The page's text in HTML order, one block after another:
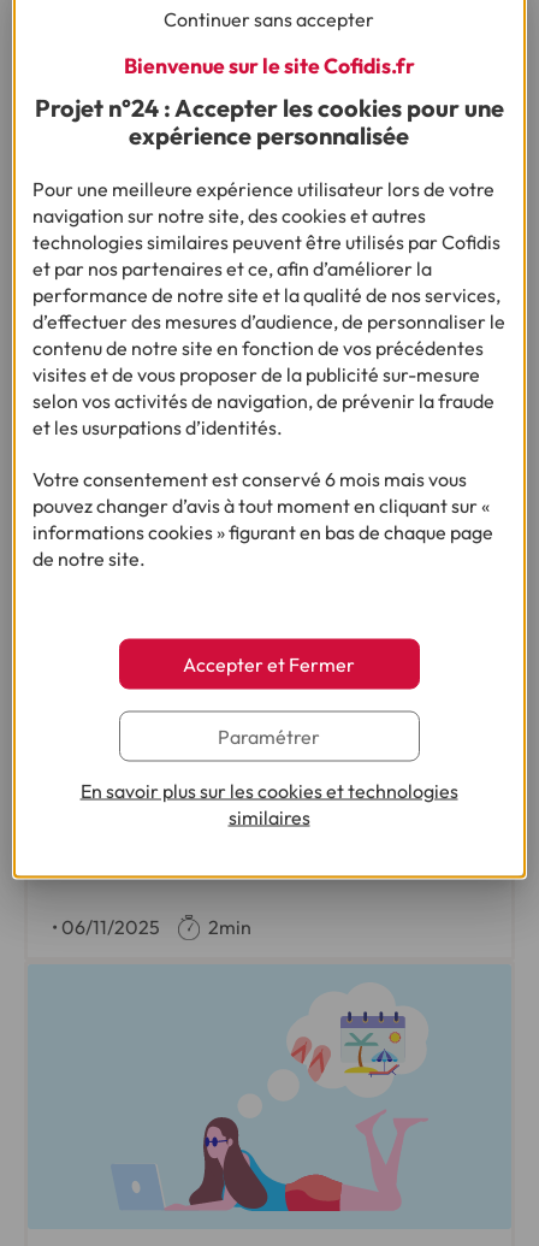
ENQUÊTE :
BUDGET VACANCES D’ÉTÉ DES FRANÇAIS 2026
Le budget vacances des Français atteint son plus
bas niveau depuis 2022
• 08/06/2026 3min
ENQUÊTE :
LES FRANÇAIS ET NOËL : 9ÈME ÉDITION
491 € : le budget moyen des Français pour Noël
• 06/11/2025 2min
Continuer sans accepter
Bienvenue sur le site Cofidis.fr
Projet n°24 : Accepter les cookies pour une
expérience personnalisée
Pour une meilleure expérience utilisateur lors de votre
navigation sur notre site, des cookies et autres
technologies similaires peuvent être utilisés par Cofidis
et par nos partenaires et ce, afin d’améliorer la
performance de notre site et la qualité de nos services,
d’effectuer des mesures d’audience, de personnaliser le
contenu de notre site en fonction de vos précédentes
visites et de vous proposer de la publicité sur-mesure
selon vos activités de navigation, de prévenir la fraude
et les usurpations d’identités.
Votre consentement est conservé 6 mois mais vous
pouvez changer d’avis à tout moment en cliquant sur «
informations cookies » figurant en bas de chaque page
de notre site.
Accepter et Fermer
Paramétrer
En savoir plus sur les cookies et technologies
similaires